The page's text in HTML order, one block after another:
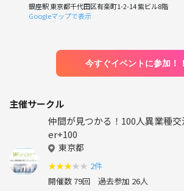
銀座駅 東京都千代田区有楽町1-2-14 紫ビル8階
Googleマップで表示
今すぐイベントに参加！！
主催サークル
仲間が見つかる！100人異業種
er+100
東京都
★★★★ ★ 2件
開催数 79回 過去参加 26人